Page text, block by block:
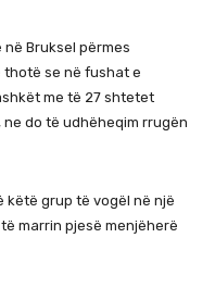
në Bruksel përmes
thotë se në fushat e
me të 27 shtetet
do të udhëheqim rrugën
këtë grup të vogël në një
marrin pjesë menjëherë